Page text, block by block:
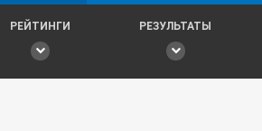
РЕЙТИНГИ РЕЗУЛЬТАТЫ